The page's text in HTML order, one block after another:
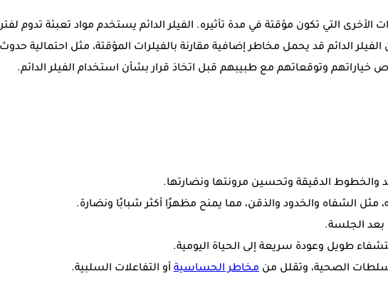
الأخرى التي تكون مؤقتة في مدة تأثيره. الفيلر الدائم يستخدم مواد تعبئة تدوم
الدائم قد يحمل مخاطر إضافية مقارنة بالفيلرات المؤقتة، مثل احتمالية
وتوقعاتهم مع طبيبهم قبل اتخاذ قرار بشأن استخدام الفيلر الدائم.
الدقيقة وتحسين مرونتها ونضارتها.
مثل الشفاه والخدود والذقن، مما يمنح مظهرًا أكثر شبابًا ونضارة.
بعد الجلسة.
طويل وعودة سريعة إلى الحياة اليومية.
الصحية، وتقلل من مخاطر الحساسية أو التفاعلات السلبية.